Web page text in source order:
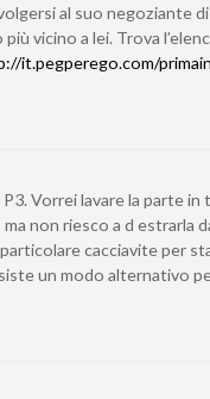
al suo negoziante
vicino a lei. Trova
it.pegperego.com/
Vorrei lavare la parte in
non riesco a d estrarla
cacciavite per
un modo alternativo